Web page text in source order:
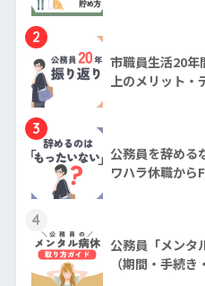
2
市職員生活20年
上のメリット・
3
公務員を辞め
ワハラ休職から
4
公務員「メンタ
（期間・手続き